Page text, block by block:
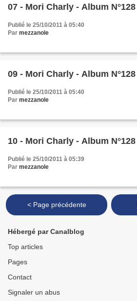
07 - Mori Charly - Album N°128
Publié le 25/10/2011 à 05:40
Par mezzanole
09 - Mori Charly - Album N°128
Publié le 25/10/2011 à 05:40
Par mezzanole
10 - Mori Charly - Album N°128
Publié le 25/10/2011 à 05:39
Par mezzanole
< Page précédente
Hébergé par Canalblog
Top articles
Pages
Contact
Signaler un abus